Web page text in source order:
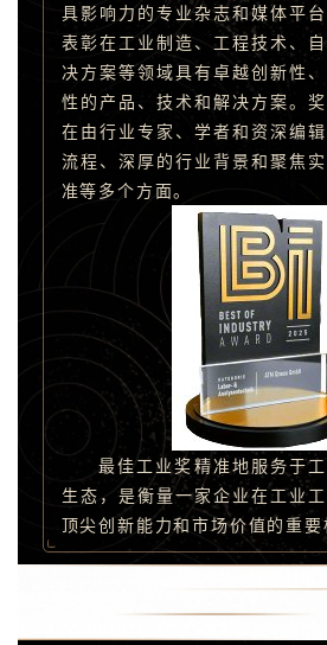
具影响力的专业杂志和媒体平
表彰在工业制造、工程技术、
决方案等领域具有卓越创新性
性的产品、技术和解决方案。
在由行业专家、学者和资深编
流程、深厚的行业背景和聚焦
准等多个方面。
最佳工业奖精准地服务于
生态，是衡量一家企业在工业
顶尖创新能力和市场价值的重要